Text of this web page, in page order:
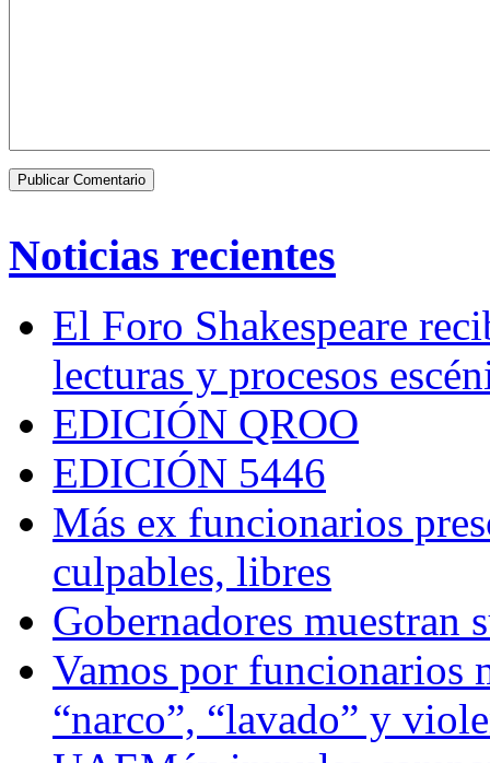
Noticias recientes
El Foro Shakespeare
lecturas y procesos
EDICIÓN QROO
EDICIÓN 5446
Más ex funcionarios
culpables, libres
Gobernadores muestran
Vamos por funcionarios
“narco”, “lavado” y